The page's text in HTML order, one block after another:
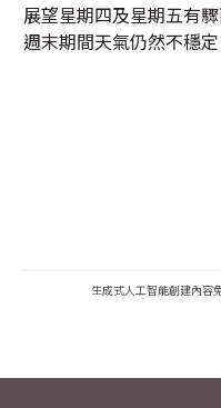
展望星期四及星期五有
週末期間天氣仍然不穩
生成式人工智能創建內容